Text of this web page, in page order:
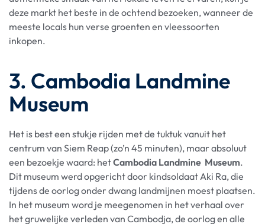
deze markt het beste in de ochtend bezoeken, wanneer de
meeste locals hun verse groenten en vleessoorten
inkopen.
3. Cambodia Landmine
Museum
Het is best een stukje rijden met de tuktuk vanuit het
centrum van Siem Reap (zo’n 45 minuten), maar absoluut
een bezoekje waard: hetCambodia Landmine Museum.
Dit museum werd opgericht door kindsoldaat Aki Ra, die
tijdens de oorlog onder dwang landmijnen moest plaatsen.
In het museum word je meegenomen in het verhaal over
het gruwelijke verleden van Cambodja, de oorlog en alle